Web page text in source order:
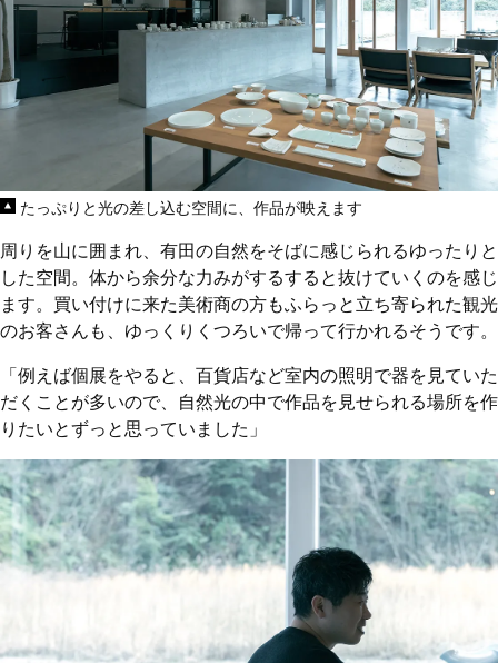
たっぷりと光の差し込む空間に、作品が映えます
周りを山に囲まれ、有田の自然をそばに感じられるゆったりと
した空間。体から余分な力みがするすると抜けていくのを感じ
ます。買い付けに来た美術商の方もふらっと立ち寄られた観光
のお客さんも、ゆっくりくつろいで帰って行かれるそうです。
「例えば個展をやると、百貨店など室内の照明で器を見ていた
だくことが多いので、自然光の中で作品を見せられる場所を作
りたいとずっと思っていました」